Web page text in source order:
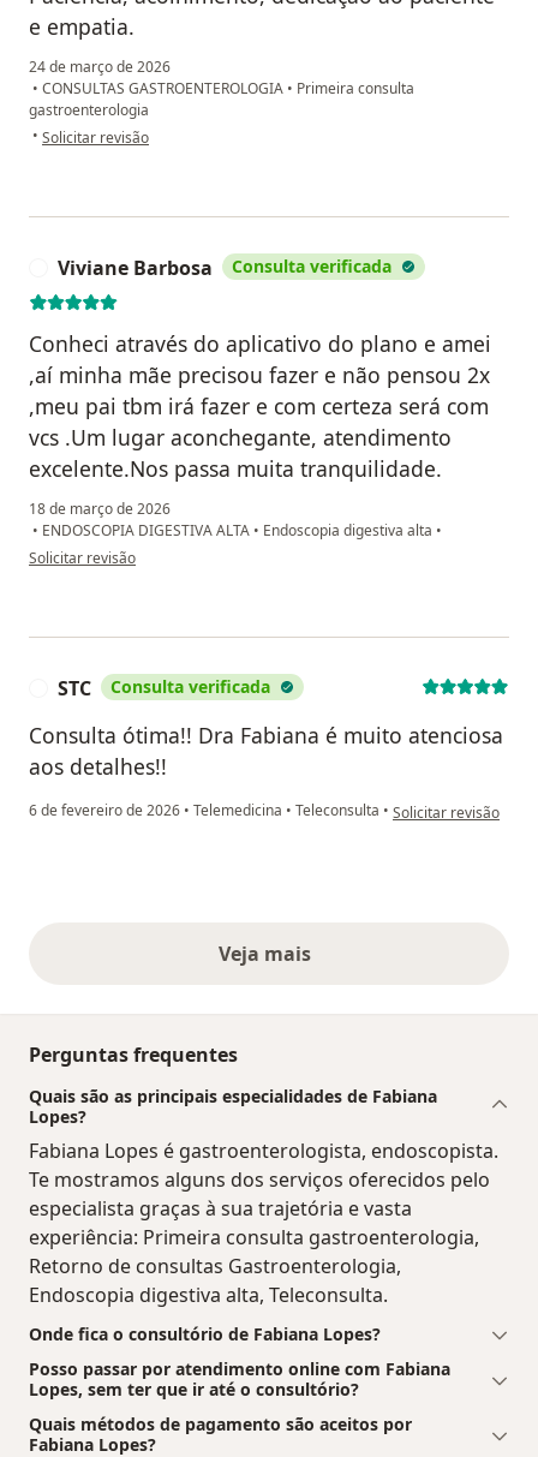
e empatia.
24 de março de 2026
• CONSULTAS GASTROENTEROLOGIA • Primeira consulta
gastroenterologia
• na opinião do utilizador Maisa Domingos Lopes
Solicitar revisão
Viviane Barbosa Consulta verificada
Conheci através do aplicativo do plano e amei
,aí minha mãe precisou fazer e não pensou 2x
,meu pai tbm irá fazer e com certeza será com
vcs .Um lugar aconchegante, atendimento
excelente.Nos passa muita tranquilidade.
18 de março de 2026
• ENDOSCOPIA DIGESTIVA ALTA • Endoscopia digestiva alta •
na opinião do utilizador Viviane Barbosa
Solicitar revisão
STC Consulta verificada
Consulta ótima!! Dra Fabiana é muito atenciosa
aos detalhes!!
6 de fevereiro de 2026 • Telemedicina • Teleconsulta • na opinião do
Solicitar revisão
Veja maisopiniões acima
Perguntas frequentes
Quais são as principais especialidades de Fabiana
Lopes?
Fabiana Lopes é gastroenterologista, endoscopista.
Te mostramos alguns dos serviços oferecidos pelo
especialista graças à sua trajetória e vasta
experiência: Primeira consulta gastroenterologia,
Retorno de consultas Gastroenterologia,
Endoscopia digestiva alta, Teleconsulta.
Onde fica o consultório de Fabiana Lopes?
Posso passar por atendimento online com Fabiana
Lopes, sem ter que ir até o consultório?
Quais métodos de pagamento são aceitos por
Fabiana Lopes?